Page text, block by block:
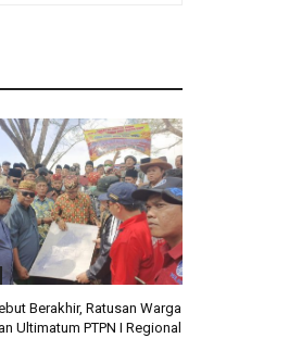
Berakhir, Ratusan Warga
Ultimatum PTPN I Regional